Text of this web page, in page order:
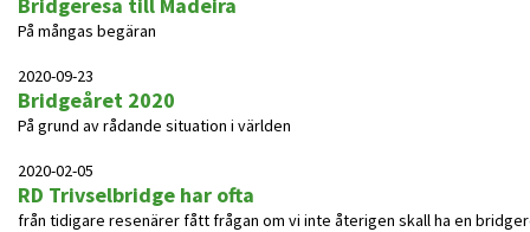
På mångas begäran
2020-09-23
Bridgeåret 2020
På grund av rådande situation i världen
2020-02-05
RD Trivselbridge har ofta
från tidigare resenärer fått frågan om vi inte återigen skall ha en